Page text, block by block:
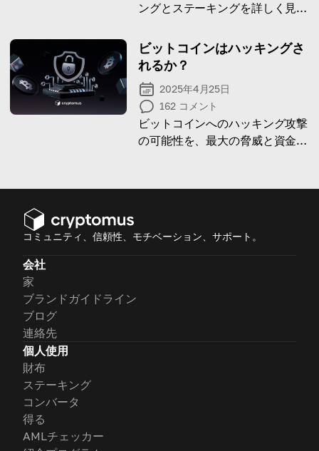
ングとステーキングを詳しく見て
します。
ビットコインはハッキングさ
れるか？
2025年4月25日
162 コメント
ビットコインへのハッキング攻撃
の可能性を、最大の脅威と資金を
コミュニティ、信頼性、モチベーション、サポート。
会社
家
ブランドガイドライン
ブログ
連絡先
個人使用
財布
ステーキング
コンバータ
得る
AMLチェッカー